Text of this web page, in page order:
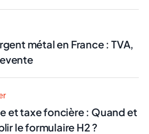
métal en France : TVA,
et taxe foncière : Quand et
le formulaire H2 ?